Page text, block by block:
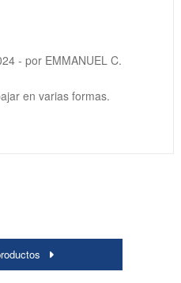
- por EMMANUEL C.
en varias formas.